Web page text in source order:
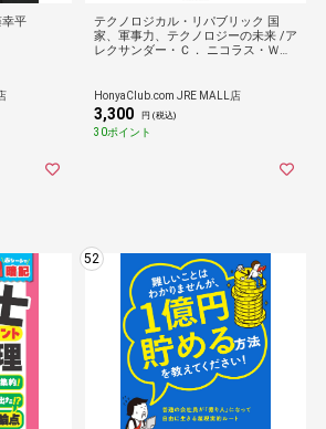
平
テクノロジカル・リパブリック 国
家、軍事力、テクノロジーの未来 /ア
レクサンダー・Ｃ． ニコラス・Ｗ．
HonyaClub.com JRE MALL店
3,300 円 (税込)
30ポイント
52